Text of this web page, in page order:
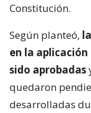
Constitución.
Según planteó,
en la
sido aprobadas
quedaron
desarrolladas